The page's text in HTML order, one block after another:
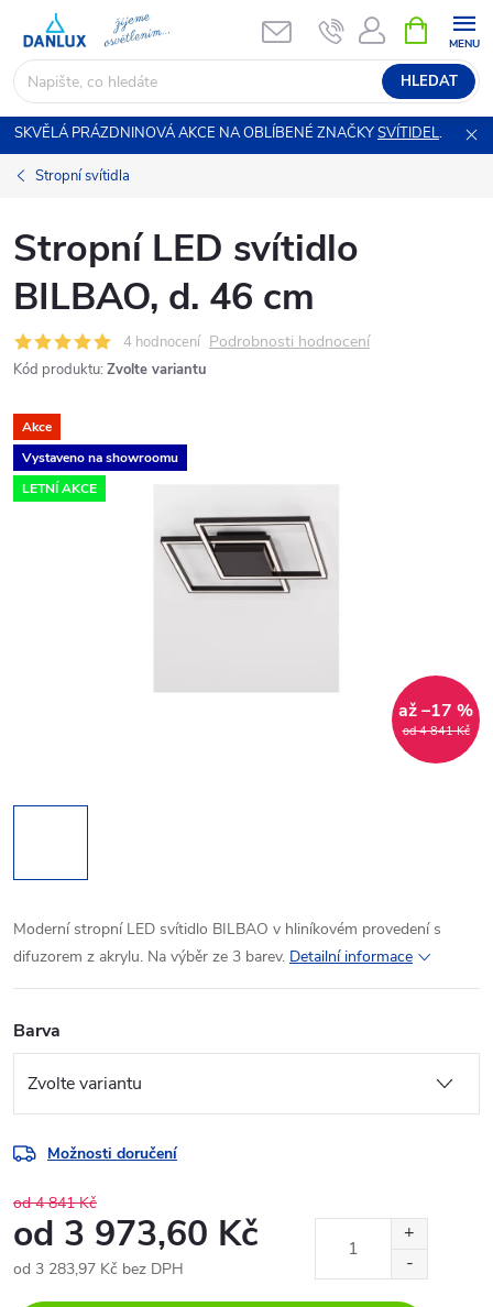
obsah
HLEDAT
NÁKUPNÍ
KOŠÍK
SKVĚLÁ PRÁZDNINOVÁ AKCE NA OBLÍBENÉ ZNAČKYSVÍTIDEL.
Stropní svítidla
Stropní LED svítidlo
BILBAO, d. 46 cm
4 hodnocení Podrobnosti hodnocení
Kód produktu: Zvolte variantu
Akce
Vystaveno na showroomu
LETNÍ AKCE
od 4 841 Kč
až –17 %
Moderní stropní LED svítidlo BILBAO v hliníkovém provedení s
difuzorem z akrylu. Na výběr ze 3 barev. Detailní informace
Barva
Možnosti doručení
od 4 841 Kč
od 3 973,60 Kč
od 3 283,97 Kč bez DPH